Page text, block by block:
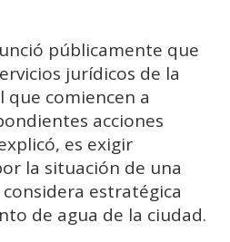
públicamente que
jurídicos de la
comiencen a
acciones
es exigir
la situación de una
estratégica
de agua de la ciudad.